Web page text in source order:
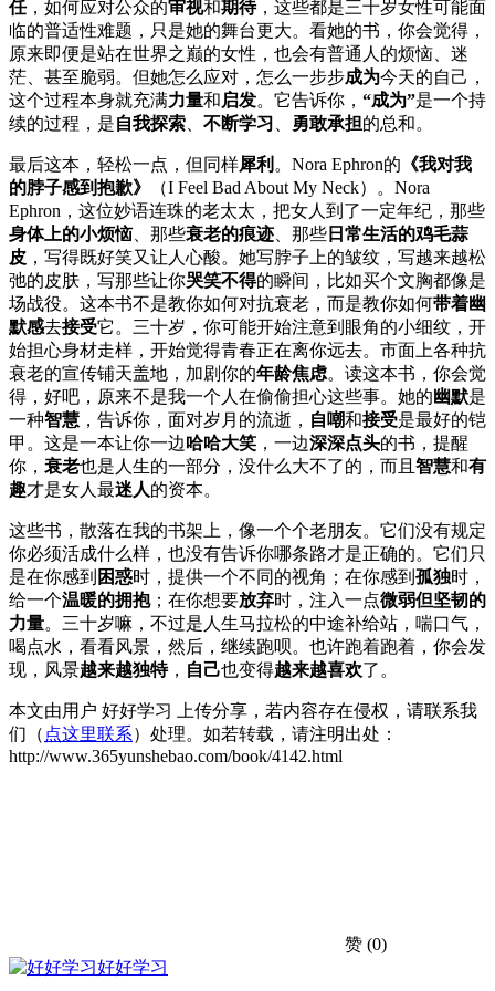
任，如何应对公众的审视和期待，这些都是三十岁女性可能面
临的普适性难题，只是她的舞台更大。看她的书，你会觉得，
原来即便是站在世界之巅的女性，也会有普通人的烦恼、迷
茫、甚至脆弱。但她怎么应对，怎么一步步成为今天的自己，
这个过程本身就充满力量和启发。它告诉你， “成为”是一个持
续的过程，是自我探索 不断学习 勇敢承担的总和。
最后这本，轻松一点，但同样犀利 。Nora Ephron的 《我对我
的脖子感到抱歉》
（I Feel Bad About My Neck）。Nora
Ephron，这位妙语连珠的老太太，把女人到了一定年纪，那些
身体上的小烦恼、那些衰老的痕迹 、那些 日常生活的鸡毛蒜
皮 ，写得既好笑又让人心酸。她写脖子上的皱纹，写越来越松
弛的皮肤，写那些让你哭笑不得的瞬间，比如买个文胸都像是
场战役。这本书不是教你如何对抗衰老，而是教你如何带着幽
默感去接受它。三十岁，你可能开始注意到眼角的小细纹，开
始担心身材走样，开始觉得青春正在离你远去。市面上各种抗
衰老的宣传铺天盖地，加剧你的年龄焦虑。读这本书，你会觉
得，好吧，原来不是我一个人在偷偷担心这些事。她的幽默是
一种智慧 ，告诉你，面对岁月的流逝， 自嘲和接受是最好的铠
甲。这是一本让你一边哈哈大笑 ，一边深深点头的书，提醒
你， 衰老也是人生的一部分，没什么大不了的，而且 智慧和有
趣才是女人最迷人的资本。
这些书，散落在我的书架上，像一个个老朋友。它们没有规定
你必须活成什么样，也没有告诉你哪条路才是正确的。它们只
是在你感到 困惑时，提供一个不同的视角；在你感到 孤独时，
给一个温暖的拥抱；在你想要放弃时，注入一点微弱但坚韧的
力量。三十岁嘛，不过是人生马拉松的中途补给站，喘口气，
喝点水，看看风景，然后，继续跑呗。也许跑着跑着，你会发
现，风景越来越独特， 自己也变得越来越喜欢了。
本文由用户 好好学习 上传分享，若内容存在侵权，请联系我
们（ 点这里联系）处理。如若转载，请注明出处：
http://www.365yunshebao.com/book/4142.html
赞 (0)
好好学习